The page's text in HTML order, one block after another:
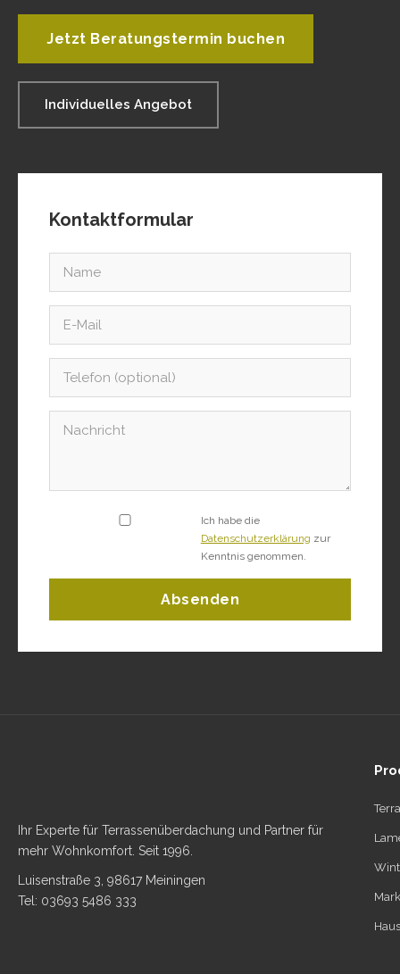
Jetzt Beratungstermin buchen
Individuelles Angebot
Kontaktformular
Ich habe die
Datenschutzerklärung zur
Kenntnis genommen.
Absenden
Ihr Experte für Terrassenüberdachung und Partner für
mehr Wohnkomfort. Seit 1996.
Luisenstraße 3, 98617 Meiningen
Tel: 03693 5486 333